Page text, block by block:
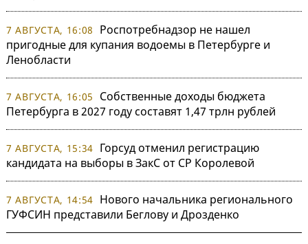
7 АВГУСТА, 16:08
Роспотребнадзор не нашел
пригодные для купания водоемы в Петербурге и
Ленобласти
7 АВГУСТА, 16:05
Собственные доходы бюджета
Петербурга в 2027 году составят 1,47 трлн рублей
7 АВГУСТА, 15:34 Горсуд отменил регистрацию
кандидата на выборы в ЗакС от СР Королевой
7 АВГУСТА, 14:54 Нового начальника регионального
ГУФСИН представили Беглову и Дрозденко